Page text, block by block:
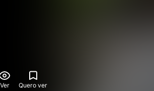
Ver Quero ver